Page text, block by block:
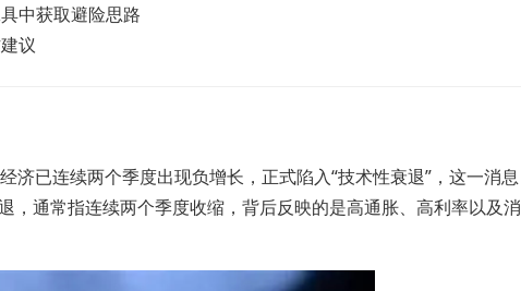
中获取避险思路
议
济已连续两个季度出现负增长，正式陷入“技术性衰退”，这一消息
，通常指连续两个季度收缩，背后反映的是高通胀、高利率以及消